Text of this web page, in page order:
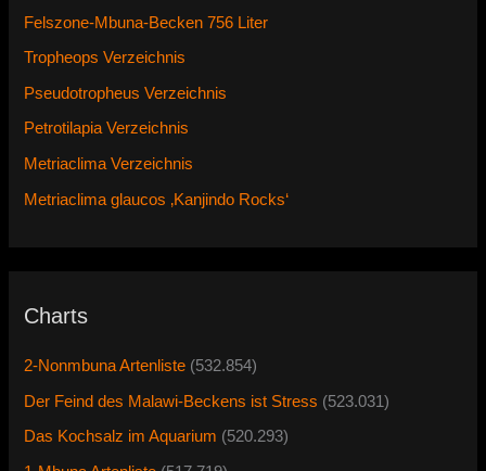
Felszone-Mbuna-Becken 756 Liter
Tropheops Verzeichnis
Pseudotropheus Verzeichnis
Petrotilapia Verzeichnis
Metriaclima Verzeichnis
Metriaclima glaucos ‚Kanjindo Rocks‘
Charts
2-Nonmbuna Artenliste (532.854)
Der Feind des Malawi-Beckens ist Stress (523.031)
Das Kochsalz im Aquarium (520.293)